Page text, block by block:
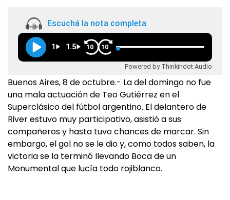
Escuchá la nota completa
1 1.5 10 10
Powered by Thinkindot Audio
Buenos Aires, 8 de octubre.- La del domingo no fue
una mala actuación de Teo Gutiérrez en el
Superclásico del fútbol argentino. El delantero de
River estuvo muy participativo, asistió a sus
compañeros y hasta tuvo chances de marcar. Sin
embargo, el gol no se le dio y, como todos saben, la
victoria se la terminó llevando Boca de un
Monumental que lucía todo rojiblanco.